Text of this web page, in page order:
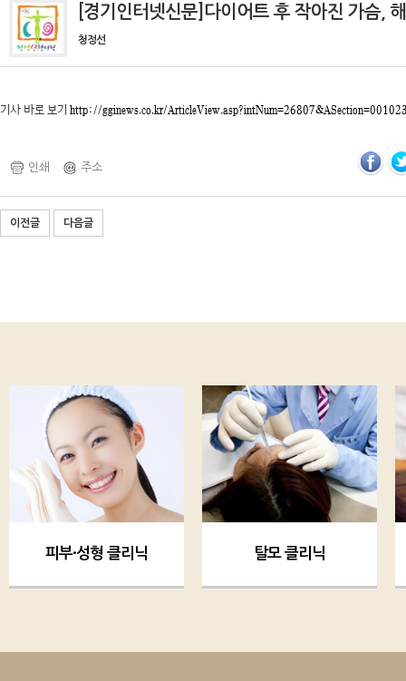
[경기인터넷신문]다이어트 후 작아진 가슴,
청정선
기사 바로 보기 http://gginews.co.kr/
인쇄 주소
이전글 다음글
피부·성형 클리닉 탈모 클리닉